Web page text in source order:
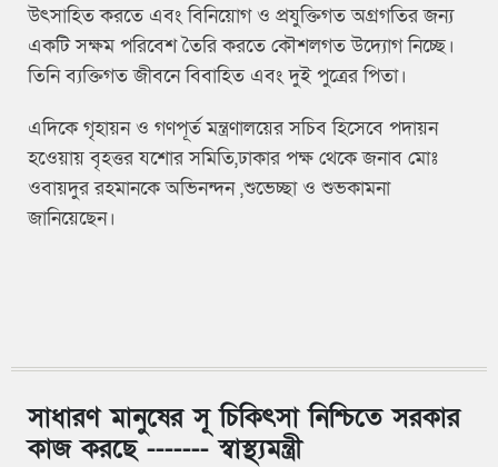
উৎসাহিত করতে এবং বিনিয়োগ ও প্রযুক্তিগত অগ্রগতির জন্য
একটি সক্ষম পরিবেশ তৈরি করতে কৌশলগত উদ্যোগ নিচ্ছে।
তিনি ব্যক্তিগত জীবনে বিবাহিত এবং দুই পুত্রের পিতা।
এদিকে গৃহায়ন ও গণপূর্ত মন্ত্রণালয়ের সচিব হিসেবে পদায়ন
হওেয়ায় বৃহত্তর যশোর সমিতি,ঢাকার পক্ষ থেকে জনাব মোঃ
ওবায়দুর রহমানকে অভিনন্দন ,শুভেচ্ছা ও শুভকামনা
জানিয়েছেন।
সাধারণ মানুষের সূ চিকিৎসা নিশ্চিতে সরকার
কাজ করছে ------- স্বাস্থ্যমন্ত্রী